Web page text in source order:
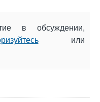
в обсуждении,
или